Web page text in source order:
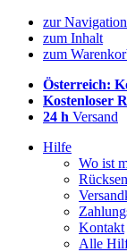
zur Navigation
zum Inhalt
zum
Österreich:
Kostenloser
24 h Versand
Hilfe
Wo ist
Kontakt
Alle